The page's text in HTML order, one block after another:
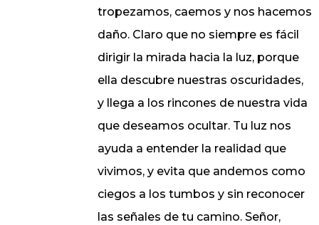
tropezamos, caemos y nos hacemos
daño. Claro que no siempre es fácil
dirigir la mirada hacia la luz, porque
ella descubre nuestras oscuridades,
y llega a los rincones de nuestra vida
que deseamos ocultar. Tu luz nos
ayuda a entender la realidad que
vivimos, y evita que andemos como
ciegos a los tumbos y sin reconocer
las señales de tu camino. Señor,